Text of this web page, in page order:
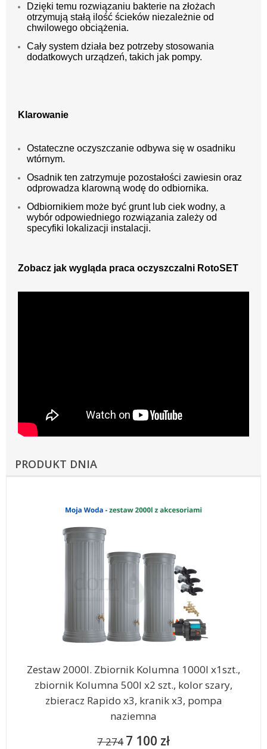
Dzięki temu rozwiązaniu bakterie na złożach
otrzymują stałą ilość ścieków niezależnie od
chwilowego obciążenia.
Cały system działa bez potrzeby stosowania
dodatkowych urządzeń, takich jak pompy.
Klarowanie
Ostateczne oczyszczanie odbywa się w osadniku
wtórnym.
Osadnik ten zatrzymuje pozostałości zawiesin oraz
odprowadza klarowną wodę do odbiornika.
Odbiornikiem może być grunt lub ciek wodny, a
wybór odpowiedniego rozwiązania zależy od
specyfiki lokalizacji instalacji.
Zobacz jak wygląda praca oczyszczalni RotoSET
PRODUKT DNIA
Zestaw 2000l. Zbiornik Kolumna 1000l x1szt.,
zbiornik Kolumna 500l x2 szt., kolor szary,
zbieracz Rapido x3, kranik x3, pompa
naziemna
7 274 7 100 zł